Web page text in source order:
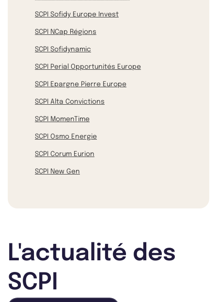
SCPI Sofidy Europe Invest
SCPI NCap Régions
SCPI Sofidynamic
SCPI Perial Opportunités Europe
SCPI Epargne Pierre Europe
SCPI Alta Convictions
SCPI MomenTime
SCPI Osmo Energie
SCPI Corum Eurion
SCPI New Gen
L'actualité des
SCPI